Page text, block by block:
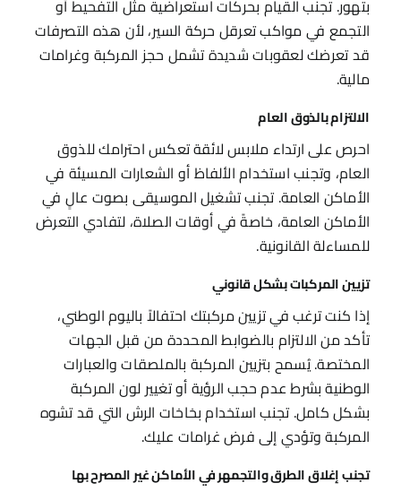
بتهور. تجنب القيام بحركات استعراضية مثل التفحيط أو
التجمع في مواكب تعرقل حركة السير، لأن هذه التصرفات
قد تعرضك لعقوبات شديدة تشمل حجز المركبة وغرامات
مالية.
الالتزام بالذوق العام
احرص على ارتداء ملابس لائقة تعكس احترامك للذوق
العام، وتجنب استخدام الألفاظ أو الشعارات المسيئة في
الأماكن العامة. تجنب تشغيل الموسيقى بصوت عالٍ في
الأماكن العامة، خاصةً في أوقات الصلاة، لتفادي التعرض
للمساءلة القانونية.
تزيين المركبات بشكل قانوني
إذا كنت ترغب في تزيين مركبتك احتفالاً باليوم الوطني،
تأكد من الالتزام بالضوابط المحددة من قبل الجهات
المختصة. يُسمح بتزيين المركبة بالملصقات والعبارات
الوطنية بشرط عدم حجب الرؤية أو تغيير لون المركبة
بشكل كامل. تجنب استخدام بخاخات الرش التي قد تشوه
المركبة وتؤدي إلى فرض غرامات عليك.
تجنب إغلاق الطرق والتجمهر في الأماكن غير المصرح بها